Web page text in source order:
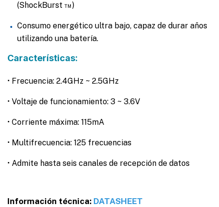
(ShockBurst ™)
Consumo energético ultra bajo, capaz de durar años
utilizando una batería.
Características:
• Frecuencia: 2.4GHz ~ 2.5GHz
• Voltaje de funcionamiento: 3 ~ 3.6V
• Corriente máxima: 115mA
• Multifrecuencia: 125 frecuencias
• Admite hasta seis canales de recepción de datos
Información técnica: DATASHEET